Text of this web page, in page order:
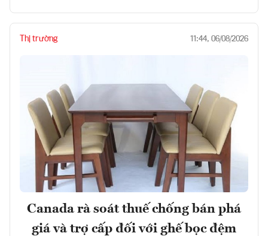
Thị trường 11:44, 06/08/2026
Canada rà soát thuế chống bán phá
giá và trợ cấp đối với ghế bọc đệm